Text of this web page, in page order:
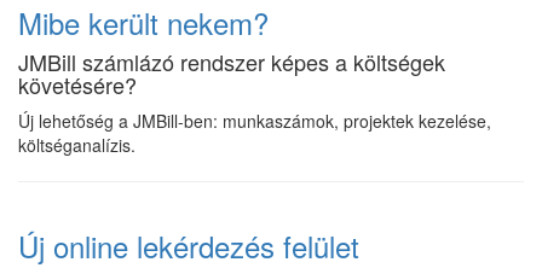
Mibe került nekem?
JMBill számlázó rendszer képes a költségek
követésére?
Új lehetőség a JMBill-ben: munkaszámok, projektek kezelése,
költséganalízis.
Új online lekérdezés felület